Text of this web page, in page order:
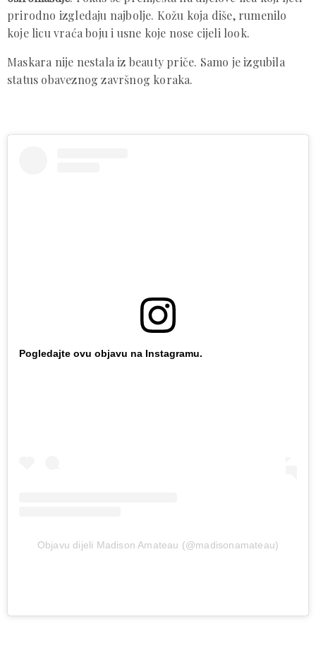
prirodno izgledaju najbolje. Kožu koja diše, rumenilo
koje licu vraća boju i usne koje nose cijeli look.
Maskara nije nestala iz beauty priče. Samo je izgubila
status obaveznog završnog koraka.
Pogledajte ovu objavu na Instagramu.
Objavu dijeli Madison Amateau (@madisonamateau)